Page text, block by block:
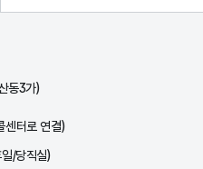
동3가)
터로 연결)
/당직실)